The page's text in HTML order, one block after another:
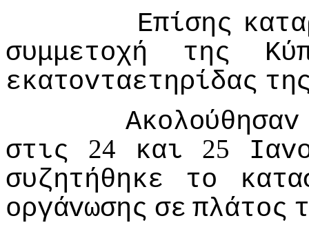
Επίσης
συμμετoχή
της
εκατovταετηρίδας
Ακoλoύθησαv
στις 24 και 25
συζητήθηκε
τo
oργάvωσης σε πλάτoς